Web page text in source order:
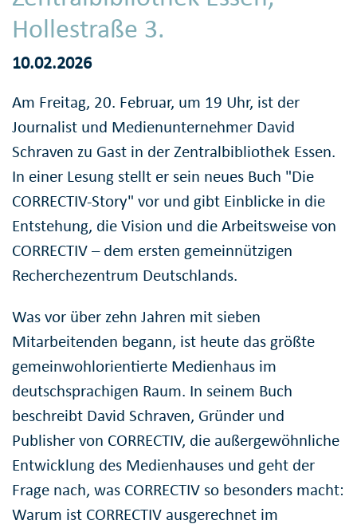
Hollestraße 3.
10.02.2026
Am Freitag, 20. Februar, um 19 Uhr, ist der
Journalist und Medienunternehmer David
Schraven zu Gast in der Zentralbibliothek Essen.
In einer Lesung stellt er sein neues Buch "Die
CORRECTIV-Story" vor und gibt Einblicke in die
Entstehung, die Vision und die Arbeitsweise von
CORRECTIV – dem ersten gemeinnützigen
Recherchezentrum Deutschlands.
Was vor über zehn Jahren mit sieben
Mitarbeitenden begann, ist heute das größte
gemeinwohlorientierte Medienhaus im
deutschsprachigen Raum. In seinem Buch
beschreibt David Schraven, Gründer und
Publisher von CORRECTIV, die außergewöhnliche
Entwicklung des Medienhauses und geht der
Frage nach, was CORRECTIV so besonders macht:
Warum ist CORRECTIV ausgerechnet im